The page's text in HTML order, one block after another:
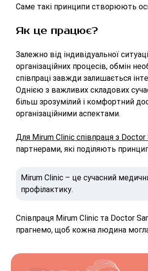
Саме такі принципи створюють
Як це працює?
Залежно від індивідуальної
організаційних процесів, обмін
співпраці завжди залишається
Однією з важливих складових
більш зрозумілий і комфортний
організаційними аспектами.
Для Mirum Clinic співпраця з
партнерами, які поділяють
Mirum Clinic – це сучасний
профілактику.
Співпраця Mirum Clinic та Doctor
прагнемо, щоб кожна людина